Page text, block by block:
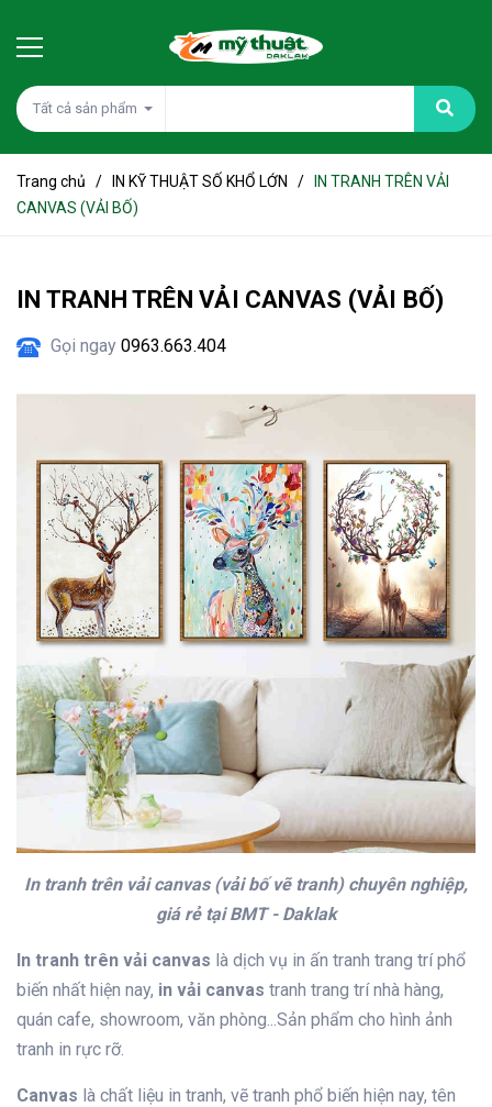
Tất cả sản phẩm
Trang chủ / IN KỸ THUẬT SỐ KHỔ LỚN /
IN TRANH TRÊN VẢI
CANVAS (VẢI BỐ)
IN TRANH TRÊN VẢI CANVAS (VẢI BỐ)
Gọi ngay 0963.663.404
In tranh trên vải canvas (vải bố vẽ tranh) chuyên nghiệp,
giá rẻ tại BMT - Daklak
In tranh trên vải canvas là dịch vụ in ấn tranh trang trí phổ
biến nhất hiện nay, in vải canvas tranh trang trí nhà hàng,
quán cafe, showroom, văn phòng...Sản phẩm cho hình ảnh
tranh in rực rỡ.
Canvas là chất liệu in tranh, vẽ tranh phổ biến hiện nay, tên